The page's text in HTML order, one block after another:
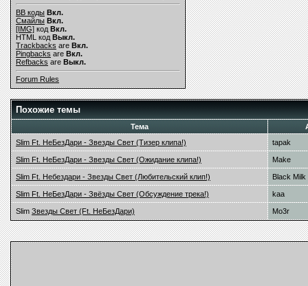
BB коды Вкл.
Смайлы Вкл.
[IMG] код Вкл.
HTML код Выкл.
Trackbacks are Вкл.
Pingbacks are Вкл.
Refbacks are Выкл.
Forum Rules
Похожие темы
Тема
Slim Ft. НеБезДари - Звезды Свет (Тизер клипа!)
tapak
Slim Ft. НеБезДари - Звезды Свет (Ожидание клипа!) Make
Slim Ft. Небездари - Звезды Свет (Любительский клип!) Black Milk
Slim Ft. НеБезДари - Звёзды Свет (Обсуждение трека!) kaa
Slim Звезды Свет (Ft. НеБезДари) Mo3r